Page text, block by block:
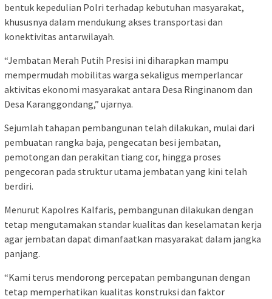
bentuk kepedulian Polri terhadap kebutuhan masyarakat,
khususnya dalam mendukung akses transportasi dan
konektivitas antarwilayah.
“Jembatan Merah Putih Presisi ini diharapkan mampu
mempermudah mobilitas warga sekaligus memperlancar
aktivitas ekonomi masyarakat antara Desa Ringinanom dan
Desa Karanggondang,” ujarnya.
Sejumlah tahapan pembangunan telah dilakukan, mulai dari
pembuatan rangka baja, pengecatan besi jembatan,
pemotongan dan perakitan tiang cor, hingga proses
pengecoran pada struktur utama jembatan yang kini telah
berdiri.
Menurut Kapolres Kalfaris, pembangunan dilakukan dengan
tetap mengutamakan standar kualitas dan keselamatan kerja
agar jembatan dapat dimanfaatkan masyarakat dalam jangka
panjang.
“Kami terus mendorong percepatan pembangunan dengan
tetap memperhatikan kualitas konstruksi dan faktor